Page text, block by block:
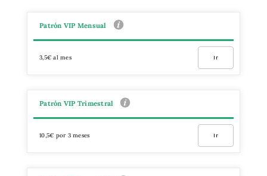
Patrón VIP Mensual
3,5€ al mes Ir
Patrón VIP Trimestral
10,5€ por 3 meses Ir